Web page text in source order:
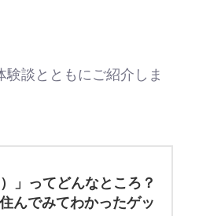
談とともにご紹介しま
」ってどんなところ？
んでみてわかったゲッ